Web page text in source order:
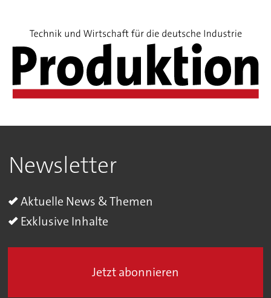
Newsletter
Aktuelle News & Themen
Exklusive Inhalte
Jetzt abonnieren